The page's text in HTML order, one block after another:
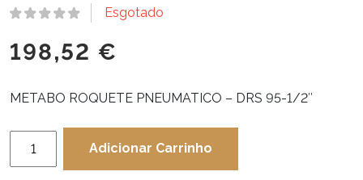
Esgotado
198,52 €
METABO ROQUETE PNEUMATICO – DRS 95-1/2″
Adicionar Carrinho